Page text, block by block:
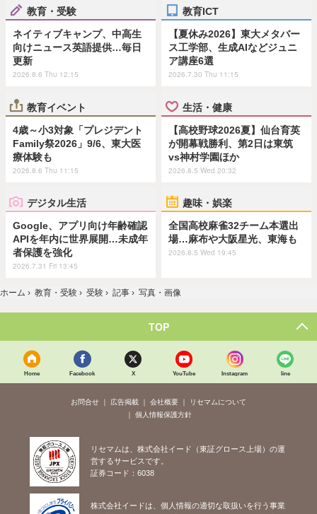
教育・受験
ネイティブキャンプ、中高生
向けニュース英語提供…毎日
更新
2026.8.6 Thu 12:15
教育ICT
【夏休み2026】東大メタバー
ス工学部、生成AIなどジュニ
ア講座6選
2026.7.30 Thu 11:15
教育イベント
4歳～小3対象「プレジデント
Family祭2026」9/6、東大医
療体験も
2026.8.6 Thu 11:15
生活・健康
【高校野球2026夏】仙台育英
が開幕戦勝利、第2日は東筑
vs神村学園ほか
2026.8.5 Wed 20:32
デジタル生活
Google、アプリ向け年齢確認
APIを年内に世界展開…未成年
者保護を強化
2026.7.31 Fri 13:45
趣味・娯楽
全国高校麻雀32チーム本選出
場…麻布や大阪星光、東海も
2026.8.5 Wed 19:45
ホーム › 教育・受験 › 受験 › 記事 › 写真・画像
TOP
Home Facebook X YouTube Instagram line
お問合せ 広告掲載 会社概要
リセマムについて
個人情報保護方針
リセマムは、株式会社イード（東証グロース上場）の運
営するサービスです。
証券コード：6038
株式会社イードは、個人情報の適切な取扱いを行う事業